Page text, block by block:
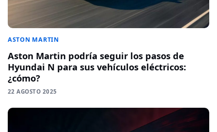
ASTON MARTIN
Aston Martin podría seguir los pasos de
Hyundai N para sus vehículos eléctricos:
¿cómo?
22 AGOSTO 2025